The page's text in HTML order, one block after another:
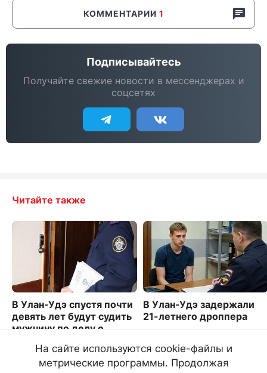
КОММЕНТАРИИ 1
Подписывайтесь
Получайте свежие новости в мессенджерах и
соцсетях
Читайте также
В Улан-Удэ спустя почти
девять лет будут судить
мужчину по делу о
В Улан-Удэ задержали
21-летнего дроппера
На сайте используются cookie-файлы и
метрические программы. Продолжая